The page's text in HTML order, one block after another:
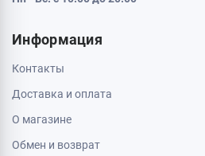
Кривой Рог, 50000, проспект
Кропивницкий, 25006, ул. Большая
Полтава, 36000, ул. Небесной Сотни 2
Пн - Вс: с 10:00 до 20:00
ТРЦ Депот, 2 этаж